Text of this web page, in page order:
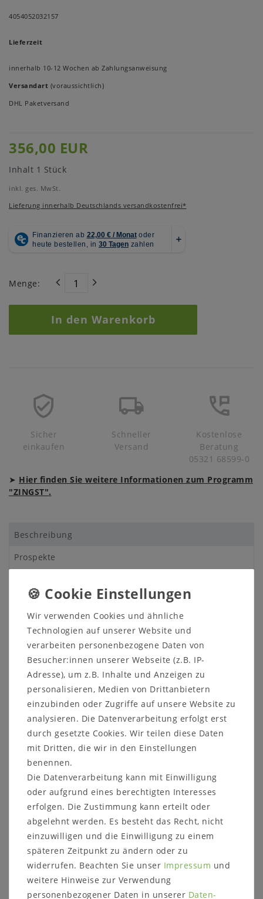
4054052032157
Lieferzeit
innerhalb 10-12 Wochen ab Zahlungsanweisung
Versandart (voraussichtlich)
DHL Paketversand
356,00 EUR
Inhalt 1 Stück
inkl. ges. MwSt.
Lieferung innerhalb Deutschlands versandkostenfrei*
Menge:
In den Warenkorb
Sicher
einkaufen
Schneller
Versand
Kostenlose
Beratung
05321 68599-0
➤ Hier finden Sie weitere Informationen zum Programm
"ZINGST".
Beschreibung
Prospekte
Produktbewertung
Rückenlehne für Sitzbank 180 -
Wildeiche geölt
Banklehne Eiche
Wildeiche mit natürlicher Baumkante und Halterung
in gebürsteter Edelstahl-Optik
Details:
Rückenlehne für Sitzbank mit Baumkante
Metallverbindung aus gebürstetem Metall in
Edelstahloptik (vernickelt)
Holz:Wildeiche massiv
Wir verwenden Cookies und ähnliche
Technologien auf unserer Website und
verarbeiten personenbezogene Daten von
Besucher:innen unserer Webseite (z.B. IP-
Adresse), um z.B. Inhalte und Anzeigen zu
personalisieren, Medien von Drittanbietern
einzubinden oder Zugriffe auf unsere Website zu
analysieren. Die Datenverarbeitung erfolgt erst
durch gesetzte Cookies. Wir teilen diese Daten
mit Dritten, die wir in den Einstellungen
benennen.
Die Datenverarbeitung kann mit Einwilligung
oder aufgrund eines berechtigten Interesses
erfolgen. Die Zustimmung kann erteilt oder
abgelehnt werden. Es besteht das Recht, nicht
einzuwilligen und die Einwilligung zu einem
späteren Zeitpunkt zu ändern oder zu
widerrufen. Beachten Sie unser Impressum und
weitere Hinweise zur Verwendung
personenbezogener Daten in unserer Daten­